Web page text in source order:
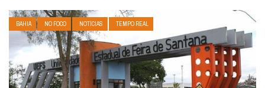
BAHIA NO FOCO NOTÍCIAS TEMPO REAL